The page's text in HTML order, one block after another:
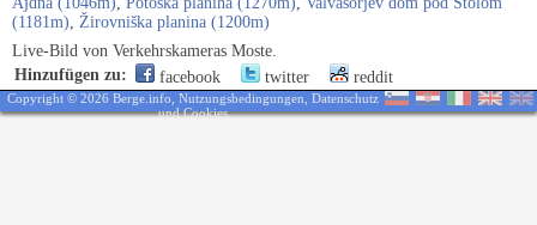
(1181m), Žirovniška planina (1200m)
Live-Bild von Verkehrskameras Moste.
Hinzufügen zu:
facebook twitter reddit
Copyright © 2026 Berge.info, Nutzungsbedingungen Datenschutz
und Cookies